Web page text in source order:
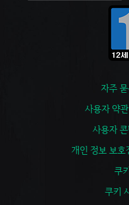
자주
사용자 약
사용자
개인 정보 보호
쿠
쿠키